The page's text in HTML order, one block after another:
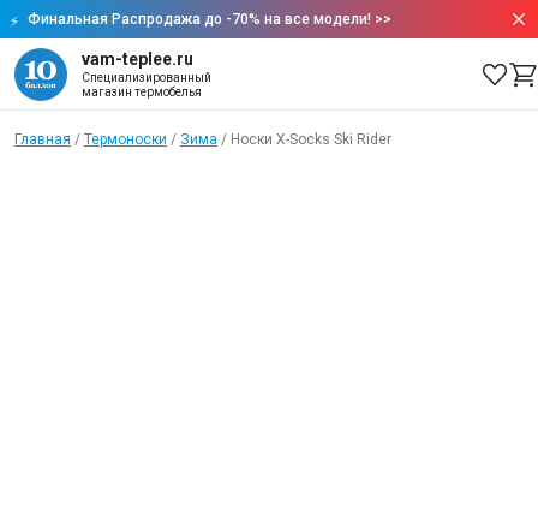
Финальная Распродажа до -70% на все модели! >>
vam-teplee.ru
Специализированный
магазин термобелья
Главная / Термоноски / Зима / Носки X-Socks Ski Rider